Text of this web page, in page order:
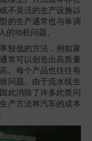
不灵活的生产设施以
的生产通常也与单调
的动机问题。
较低的方法，例如家
常可以创造出高质量
。每个产品也往往有
问题。由于流水线生
此消除了许多此类问
产方法将汽车的成本